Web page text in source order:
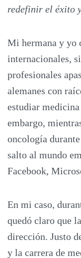
redefinir el éxito
Mi hermana y yo
internacionales,
profesionales
alemanes con
estudiar
embargo,
oncología
salto al mundo
Facebook,
En mi caso,
quedó claro que
dirección. Justo
y la carrera de